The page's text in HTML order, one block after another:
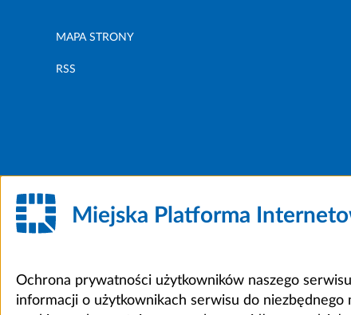
MAPA STRONY
RSS
Miejska Platforma
Ochrona prywatności użytkowników naszego
informacji o użytkownikach serwisu do niezbędnego